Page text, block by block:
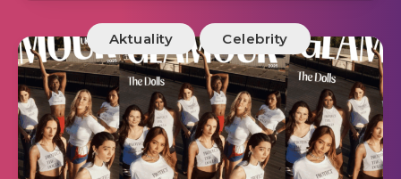
Aktuality Celebrity